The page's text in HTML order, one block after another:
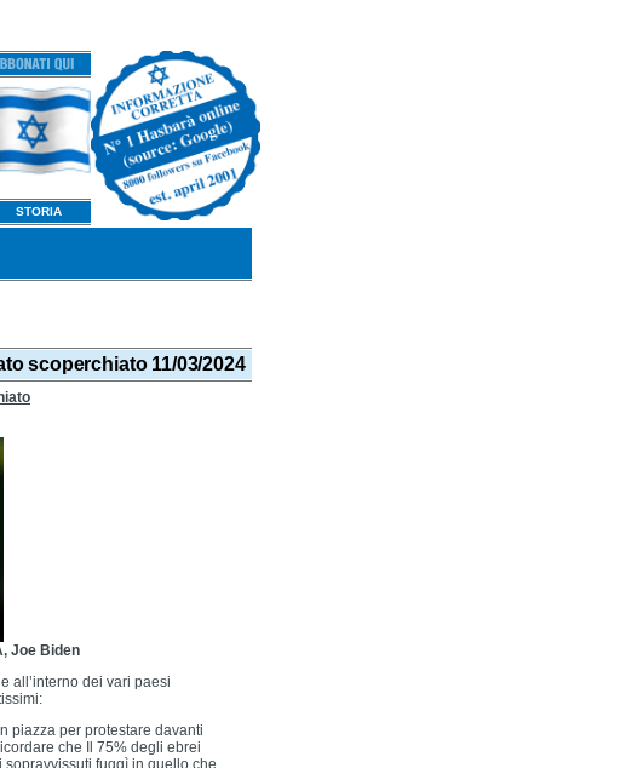
STORIA
scoperchiato 11/03/2024
Joe Biden
all’interno dei vari paesi
piazza per protestare davanti
che Il 75% degli ebrei
fuggì in quello che